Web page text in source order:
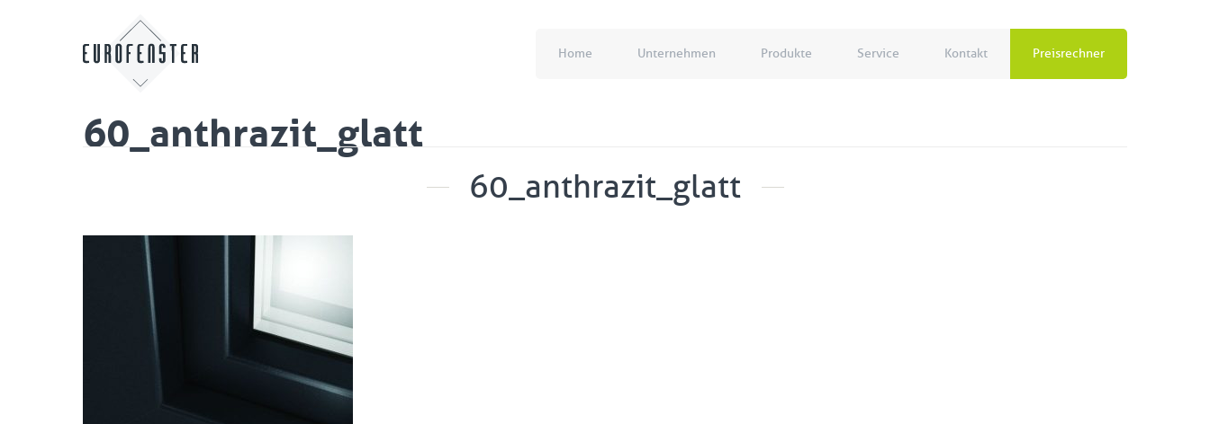
Home Unternehmen Produkte Service Kontakt Preisrechner
60_anthrazit_glatt
60_anthrazit_glatt